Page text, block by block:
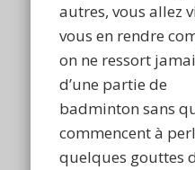
autres, vous allez
vous en rendre
on ne ressort
d’une partie de
badminton sans
commencent à
quelques gouttes